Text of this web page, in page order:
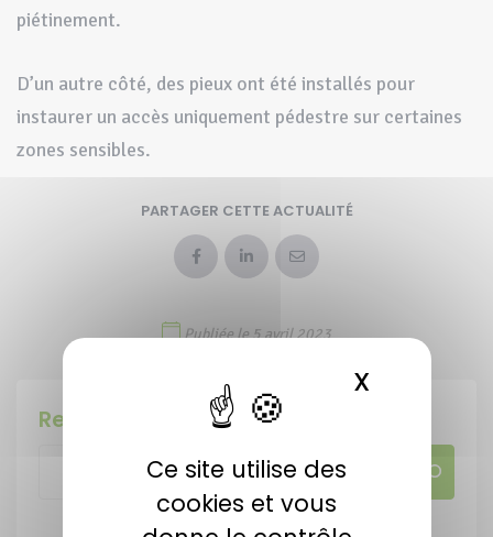
Ce site utilise des
cookies et vous
X
piétinement.
D’un autre côté, des pieux ont été installés pour
instaurer un accès uniquement pédestre sur certaines
zones sensibles.
PARTAGER CETTE ACTUALITÉ
Publiée le 5 avril 2023
Rechercher